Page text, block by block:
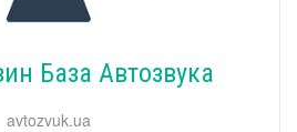
База Автозвука
avtozvuk.ua